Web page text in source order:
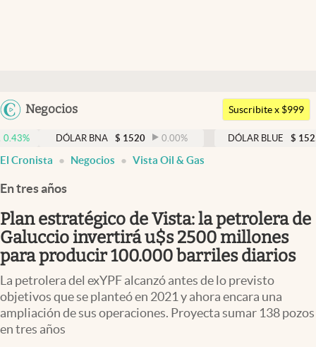
Argentina
Uruguay
Negocios
Members
Economía y Política
Finanzas y Mercados
Mercados Online
Negocios
Columnistas
Apertura
Infotechnology
Suscribite x $999
DÓLAR BNA $ 1520 0.00% DÓLAR BLUE $ 1525 -0.33
El Cronista Negocios Vista Oil & Gas
En tres años
Plan estratégico de Vista: la petrolera de
Galuccio invertirá u$s 2500 millones
para producir 100.000 barriles diarios
La petrolera del exYPF alcanzó antes de lo previsto
objetivos que se planteó en 2021 y ahora encara una
ampliación de sus operaciones. Proyecta sumar 138 pozos
en tres años